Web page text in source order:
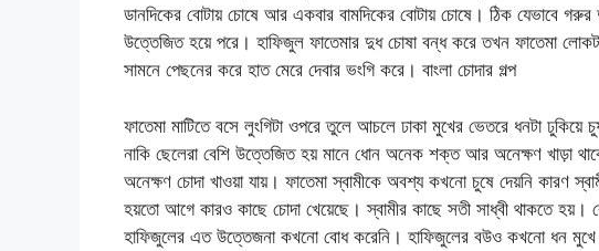
ডানদিকের বোটায় চোষে আর একবার বামদিকের বোটায় চোষে। ঠিক যেভাবে
উত্তেজিত হয়ে পরে। হাফিজুল ফাতেমার দুধ চোষা বন্ধ করে তখন ফাতেমা
সামনে পেছনের করে হাত মেরে দেবার ভংগি করে। বাংলা চোদার গল্প
ফাতেমা মাটিতে বসে লুংগিটা ওপরে তুলে আচলে ঢাকা মুখের ভেতরে ধনটা
নাকি ছেলেরা বেশি উত্তেজিত হয় মানে ধোন অনেক শক্ত আর অনেক্ষণ খাড়া
অনেক্ষণ চোদা খাওয়া যায়। ফাতেমা স্বামীকে অবশ্য কখনো চুষে দেয়নি কারণ
হয়তো আগে কারও কাছে চোদা খেয়েছে। স্বামীর কাছে সতী সাধ্বী থাকতে হয়।
হাফিজুলের এত উত্তেজনা কখনো বোধ করেনি। হাফিজুলের বউও কখনো ধন